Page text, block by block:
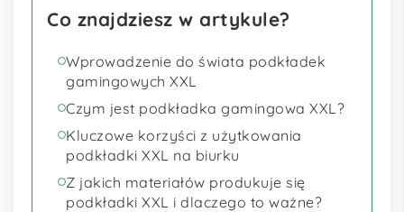
Co znajdziesz w artykule?
Wprowadzenie do świata podkładek
gamingowych XXL
Czym jest podkładka gamingowa XXL?
Kluczowe korzyści z użytkowania
podkładki XXL na biurku
Z jakich materiałów produkuje się
podkładki XXL i dlaczego to ważne?